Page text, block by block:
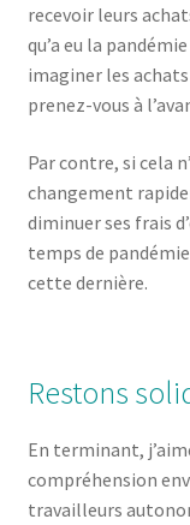
recevoir leurs
qu’a eu la
imaginer les
prenez-vous à
Par contre, si cela
changement
diminuer ses frais
temps de
cette dernière.
Restons
En terminant,
compréhension
travailleurs